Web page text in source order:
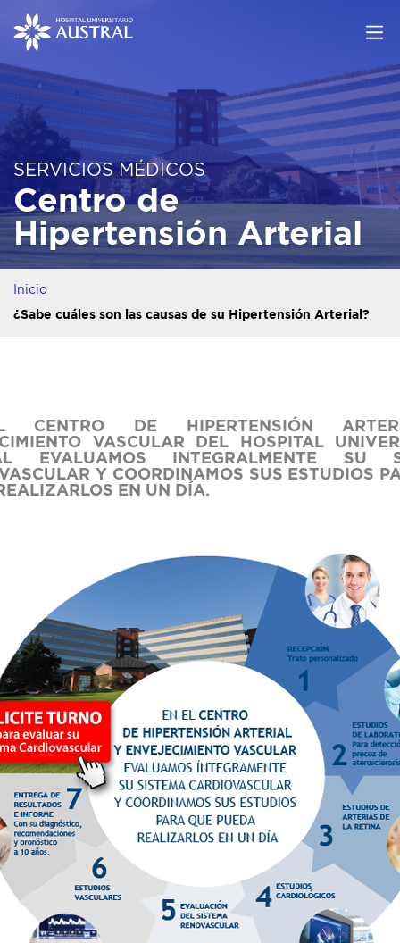
SERVICIOS MÉDICOS
Centro de
Hipertensión Arterial
Inicio
¿Sabe cuáles son las causas de su Hipertensión Arterial?
CENTRO DE HIPERTENSIÓN
VASCULAR DEL HOSPITAL
EVALUAMOS INTEGRALMENTE SU
Y COORDINAMOS SUS ESTUDIOS
EN UN DÍA.